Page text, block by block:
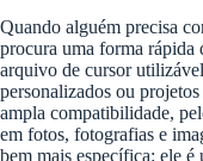
Quando alguém precisa
procura uma forma rápida
arquivo de cursor
personalizados ou
ampla compatibilidade,
em fotos, fotografias e
bem mais específica: ele é